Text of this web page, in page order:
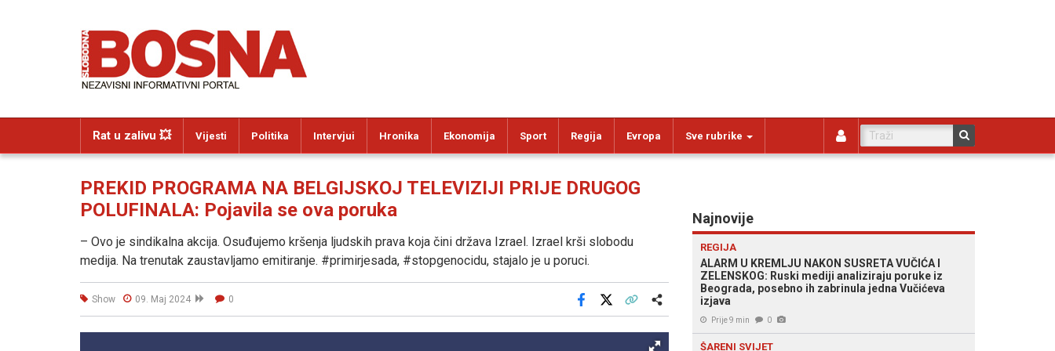
Rat u zalivu 💥 Vijesti Politika Intervjui Hronika Ekonomija Sport Regija Evropa Sve rubrike
PREKID PROGRAMA NA BELGIJSKOJ TELEVIZIJI PRIJE DRUGOG
POLUFINALA: Pojavila se ova poruka
– Ovo je sindikalna akcija. Osuđujemo kršenja ljudskih prava koja čini država Izrael. Izrael krši slobodu
medija. Na trenutak zaustavljamo emitiranje. #primirjesada, #stopgenocidu, stajalo je u poruci.
Show 09. Maj 2024 0
Facebook
Najnovije
REGIJA
ALARM U KREMLJU NAKON SUSRETA VUČIĆA I
ZELENSKOG: Ruski mediji analiziraju poruke iz
Beograda, posebno ih zabrinula jedna Vučićeva
izjava
Prije 9 min 0
ŠARENI SVIJET